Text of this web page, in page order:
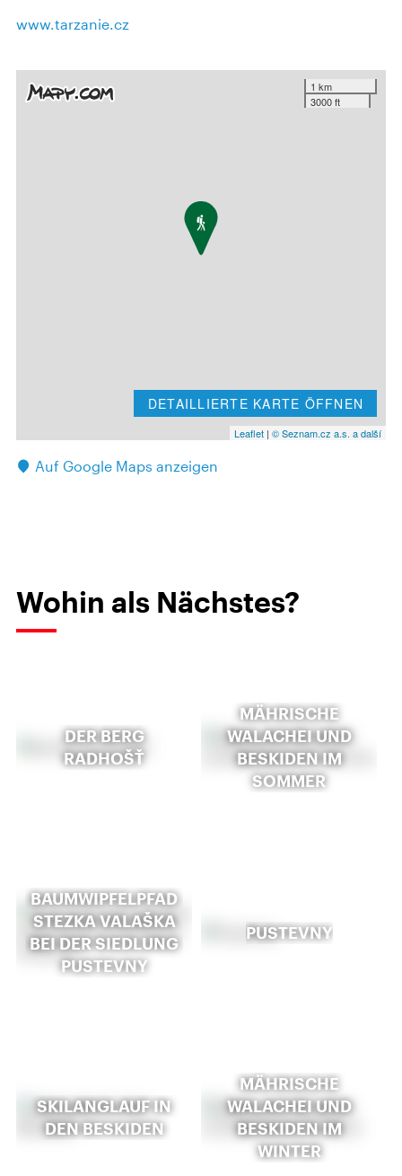
www.tarzanie.cz
1 km
3000 ft
DETAILLIERTE KARTE ÖFFNEN
Leaflet | © Seznam.cz a.s. a další
Auf Google Maps anzeigen
Wohin als Nächstes?
DER BERG
RADHOŠŤ
MÄHRISCHE
WALACHEI UND
BESKIDEN IM
SOMMER
BAUMWIPFELPFAD
STEZKA VALAŠKA
BEI DER SIEDLUNG
PUSTEVNY
PUSTEVNY
SKILANGLAUF IN
DEN BESKIDEN
MÄHRISCHE
WALACHEI UND
BESKIDEN IM
WINTER